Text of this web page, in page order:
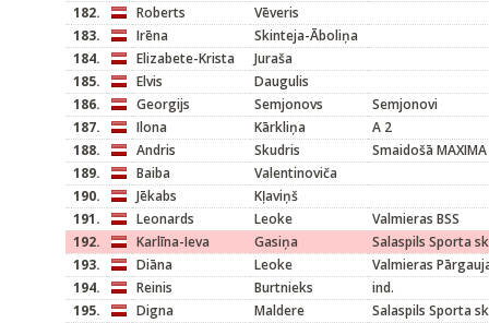
182.
Roberts
Vēveris
183.
Irēna
Skinteja-Āboliņa
184.
Elizabete-Krista
Juraša
185.
Elvis
Daugulis
186.
Georgijs Semjonovs
Semjonovi
187.
Ilona Kārkliņa
A 2
188.
Andris Skudris
Smaidošā
189.
Baiba
Valentinoviča
190.
Jēkabs
Kļaviņš
191.
Leonards Leoke
Valmieras BSS
192.
Karlīna-Ieva Gasiņa
Salaspils Sporta
193.
Diāna Leoke
Valmieras
194.
Reinis Burtnieks
ind.
195.
Digna Maldere
Salaspils Sporta